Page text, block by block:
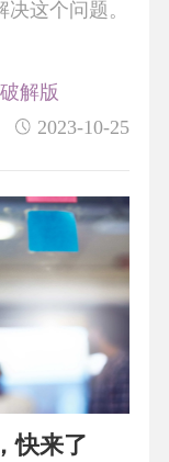
这个问题。
2023-10-25
解版
快来了